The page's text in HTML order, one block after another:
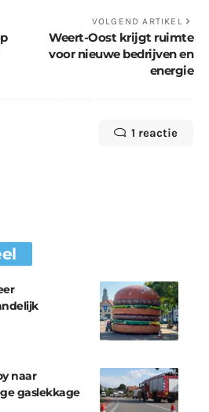
VOLGEND ARTIKEL
Weert-Oost krijgt ruimte
voor nieuwe bedrijven en
energie
1 reactie
naar
gaslekkage